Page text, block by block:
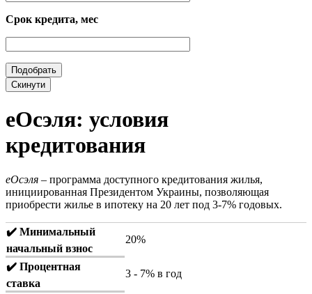
Срок кредита, мес
еОсэля: условия
кредитования
еОсэля – программа доступного кредитования жилья,
инициированная Президентом Украины, позволяющая
приобрести жилье в ипотеку на 20 лет под 3-7% годовых.
✔️ Минимальный
начальный взнос
20%
✔️ Процентная
ставка
3 - 7% в год